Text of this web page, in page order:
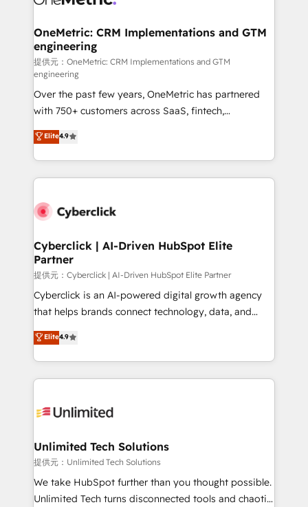
paso a paso, sin frenarla, con la adopción que todos
buscan y pocos logran. Así HubSpot por fin rinde. Y
hay algo más: cada proceso que ordenás construye
el contexto real de cómo opera tu empresa —lo
único que no se compra ni se copia—. En un mundo
donde todos tendrán la misma IA, va a ganar quien
tenga el mejor contexto para alimentarla. Sin
contexto, la IA improvisa. Con el tuyo, se vuelve una
ventaja que nadie más tiene. No es teoría: somos
Partner Elite con +700 implementaciones en LATAM.
OneMetric: CRM Implementations and GTM
engineering
提供元：OneMetric: CRM Implementations and GTM
engineering
Over the past few years, OneMetric has partnered
with 750+ customers across SaaS, fintech,
healthcare, real estate, and other industries. With
150+ HubSpot-certified experts, we deliver scalable
solutions to complex GTM and RevOps challenges.
Our Expertise 🔹 Onboarding & Implementation:
tailored to your GTM motion. 🔹 Migrations:
from other CRMs to HubSpot without data loss or
downtime. 🔹 RevOps Strategy: Align teams,
processes, and data to drive revenue efficiency. 🔹
Integrations: Connect HubSpot with your tech stack
for better adoption. 🔹 Custom Solutions: Build
SOC 2 Type II and ISO 27001 certified, reinforcing
our commitment to data security and compliance. At
Elite4.9
Cyberclick | AI-Driven HubSpot Elite
Partner
提供元：Cyberclick | AI-Driven HubSpot Elite Partner
Cyberclick is an AI-powered digital growth agency
that helps brands connect technology, data, and
creativity to achieve measurable results. Founded in
Barcelona and operating across Spain, LATAM, and
the UK, we support global companies in building
smarter marketing, sales, and customer success
Iberia (Spain & Portugal), we combine human insight
growth. Our multidisciplinary team designs solutions
that simplify complexity, boost performance, and
turn innovation into real impact. 🌍 Highlights •
HubSpot Partner since 2012 • 2022 EMEA Impact
Elite4.9
Unlimited Tech Solutions
提供元：Unlimited Tech Solutions
We take HubSpot further than you thought possible.
Unlimited Tech turns disconnected tools and chaotic